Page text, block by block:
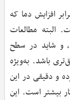
افزایش دما که
البته مطالعات
و شاید در سطح
باشد. به‌ویژه
و دقیقی در این
بیشتر است. این